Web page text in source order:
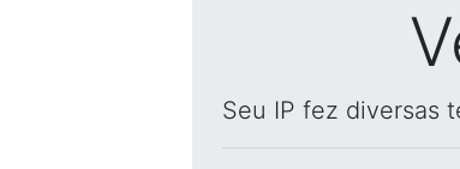
Seu IP fez diversas